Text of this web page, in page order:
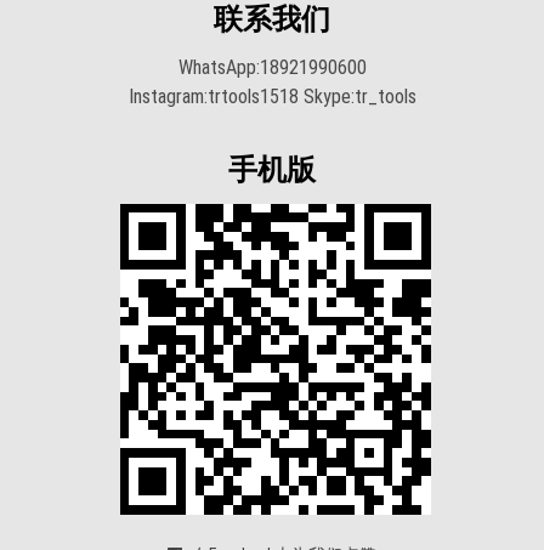
联系我们
WhatsApp:18921990600
Instagram:trtools1518 Skype:tr_tools
手机版